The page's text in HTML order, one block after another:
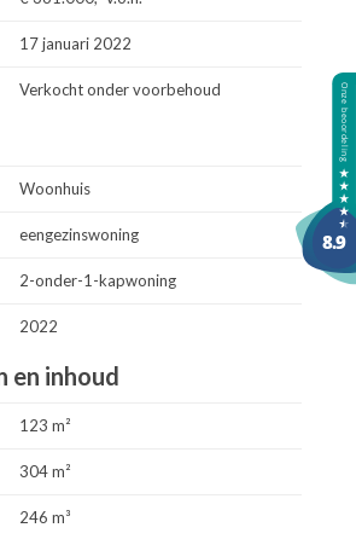
vanaf € 341.000,00 tot € 361.000,00
17 januari 2022
Verkocht onder voorbehoud
Woonhuis
eengezinswoning
2-onder-1-kapwoning
2022
en inhoud
123 m²
304 m²
246 m³